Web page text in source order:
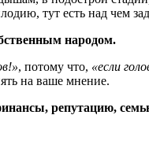
тут есть над чем
народом.
, потому что, «если
на ваше мнение.
репутацию,